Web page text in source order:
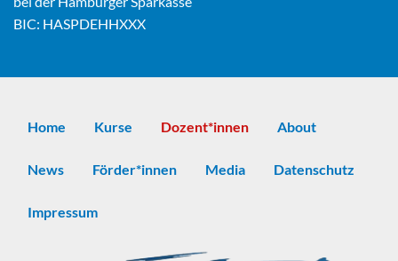
BIC: HASPDEHHXXX
Home Kurse Dozent*innen About
News Förder*innen Media Datenschutz
Impressum